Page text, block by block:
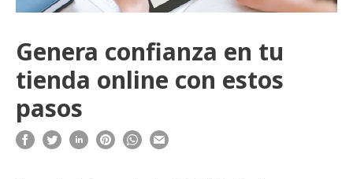
Genera confianza en tu
tienda online con estos
pasos